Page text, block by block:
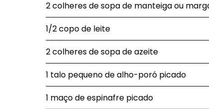
2 colheres de sopa de manteiga ou
1/2 copo de leite
2 colheres de sopa de azeite
1 talo pequeno de alho-poró picado
1 maço de espinafre picado